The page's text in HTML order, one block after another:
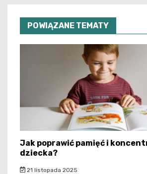
POWIĄZANE TEMATY
Jak poprawić pamięć i
dziecka?
21 listopada 2025